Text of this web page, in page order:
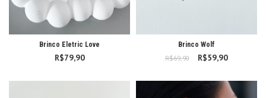
Brinco Eletric Love
R$79,90
Brinco Wolf
R$69,90
O preço original
R$59,90
R$59,90.